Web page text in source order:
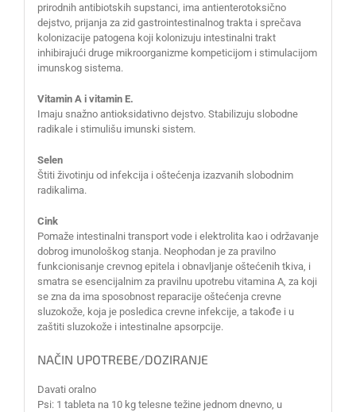
prirodnih antibiotskih supstanci, ima antienterotoksično
dejstvo, prijanja za zid gastrointestinalnog trakta i sprečava
kolonizacije patogena koji kolonizuju intestinalni trakt
inhibirajući druge mikroorganizme kompeticijom i stimulacijom
imunskog sistema.
Vitamin A i vitamin E.
Imaju snažno antioksidativno dejstvo. Stabilizuju slobodne
radikale i stimulišu imunski sistem.
Selen
Štiti životinju od infekcija i oštećenja izazvanih slobodnim
radikalima.
Cink
Pomaže intestinalni transport vode i elektrolita kao i održavanje
dobrog imunološkog stanja. Neophodan je za pravilno
funkcionisanje crevnog epitela i obnavljanje oštećenih tkiva, i
smatra se esencijalnim za pravilnu upotrebu vitamina A, za koji
se zna da ima sposobnost reparacije oštećenja crevne
sluzokože, koja je posledica crevne infekcije, a takođe i u
zaštiti sluzokože i intestinalne apsorpcije.
NAČIN UPOTREBE/DOZIRANJE
Davati oralno
Psi: 1 tableta na 10 kg telesne težine jednom dnevno, u